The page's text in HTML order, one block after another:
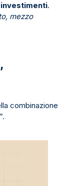
.
mezzo
combinazione
”.